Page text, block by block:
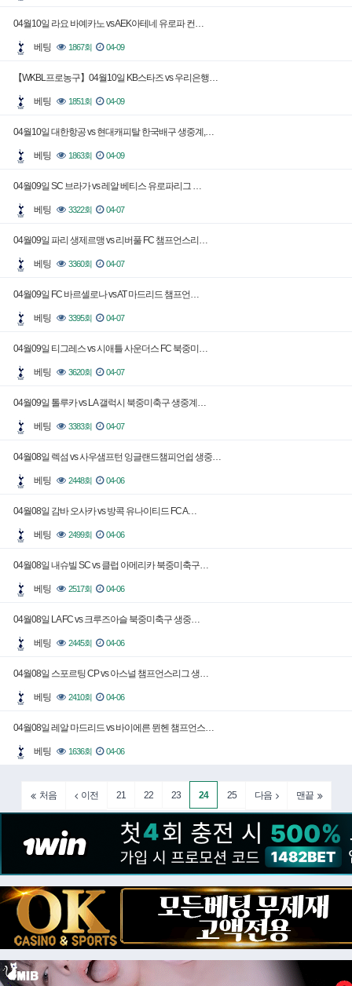
04월10일 라요 바예카노 vs AEK아테네 유로파 컨…
베팅 1867회 04-09
【WKBL프로농구】04월10일 KB스타즈 vs 우리은행…
베팅 1851회 04-09
04월10일 대한항공 vs 현대캐피탈 한국배구 생중계,…
베팅 1863회 04-09
04월09일 SC 브라가 vs 레알 베티스 유로파리그 …
베팅 3322회 04-07
04월09일 파리 생제르맹 vs 리버풀 FC 챔프언스리…
베팅 3360회 04-07
04월09일 FC 바르셀로나 vs AT 마드리드 챔프언…
베팅 3395회 04-07
04월09일 티그레스 vs 시애틀 사운더스 FC 북중미…
베팅 3620회 04-07
04월09일 톨루카 vs LA 갤럭시 북중미축구 생중계…
베팅 3383회 04-07
04월08일 렉섬 vs 사우샘프턴 잉글랜드챔피언쉽 생중…
베팅 2448회 04-06
04월08일 감바 오사카 vs 방콕 유나이티드 FC A…
베팅 2499회 04-06
04월08일 내슈빌 SC vs 클럽 아메리카 북중미축구…
베팅 2517회 04-06
04월08일 LA FC vs 크루즈아슬 북중미축구 생중…
베팅 2445회 04-06
04월08일 스포르팅 CP vs 아스널 챔프언스리그 생…
베팅 2410회 04-06
04월08일 레알 마드리드 vs 바이에른 뮌헨 챔프언스…
베팅 1636회 04-06
처음 이전 21 22 23 24 25 다음 맨끝